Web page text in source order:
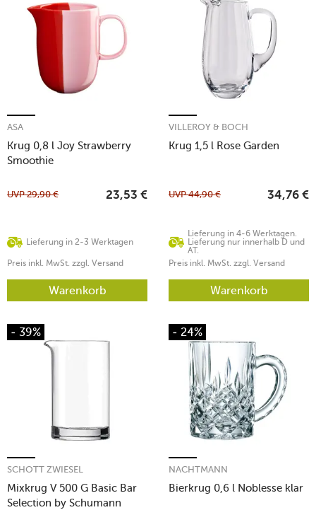
Krug 0,8 l Joy Strawberry
Smoothie
ASA
Lieferung in 2-3 Werktagen
UVP29,90 € 23,53 €
Preis inkl. MwSt. zzgl. Versand
Warenkorb
Krug 1,5 l Rose Garden
VILLEROY & BOCH
Lieferung in 4-6 Werktagen.
Lieferung nur innerhalb D und
AT.
UVP44,90 € 34,76 €
Preis inkl. MwSt. zzgl. Versand
Warenkorb
- 39%
Mixkrug V 500 G Basic Bar
Selection by Schumann
SCHOTT ZWIESEL
- 24%
Bierkrug 0,6 l Noblesse klar
NACHTMANN